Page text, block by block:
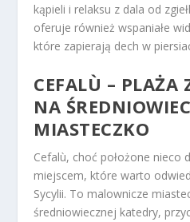
kąpieli i relaksu z dala od
oferuje również wspaniałe
które zapierają dech w
CEFALÙ – PLAŻA
NA
MIASTECZKO
Cefalù, choć położone nieco
miejscem, które warto
Sycylii. To malownicze
średniowiecznej katedry,